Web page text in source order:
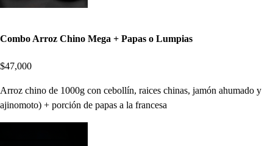
Combo Arroz Chino Mega + Papas o Lumpias
$47,000
Arroz chino de 1000g con cebollín, raices chinas, jamón ahumado y
ajinomoto) + porción de papas a la francesa